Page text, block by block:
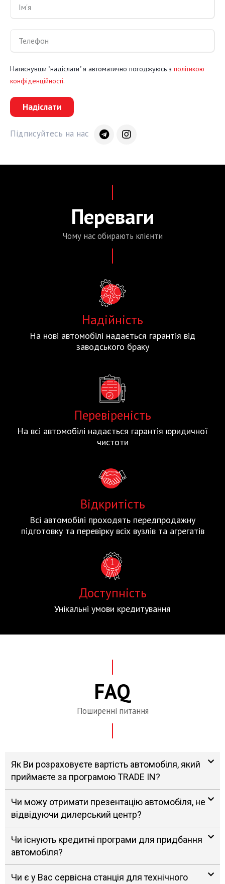
Натиснувши "надіслати" я автоматично погоджуюсь з політикою
конфіденційності.
Надіслати
Підписуйтесь на нас
Переваги
Чому насобирають клієнти
Надійність
На нові автомобілі надається гарантія від
заводського браку
Перевіреність
На всі автомобілі надається гарантія юридичної
чистоти
Відкритість
Всі автомобілі проходять передпродажну
підготовку та перевірку всіх вузлів та агрегатів
Доступність
Унікальні умови кредитування
FAQ
Поширенні питання
Як Ви розраховуєте вартість автомобіля, який
приймаєте за програмою TRADE IN?
Чи можу отримати презентацію автомобіля, не
відвідуючи дилерський центр?
Чи існують кредитні програми для придбання
автомобіля?
Чи є у Вас сервісна станція для технічного